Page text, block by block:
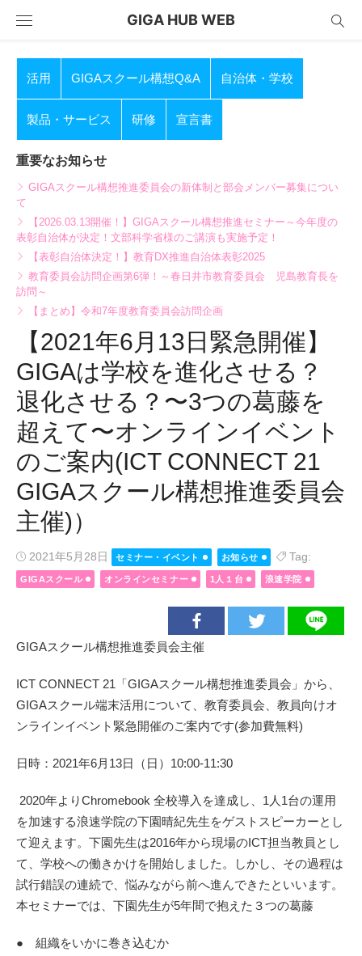
GIGA HUB WEB
活用 GIGAスクール構想Q&A 自治体・学校
製品・サービス 研修 宣言書
重要なお知らせ
GIGAスクール構想推進委員会の新体制と部会メンバー募集につい
て
【2026.03.13開催！】GIGAスクール構想推進セミナー～今年度の
表彰自治体が決定！文部科学省様のご講演も実施予定！
【表彰自治体決定！】教育DX推進自治体表彰2025
教育委員会訪問企画第6弾！～春日井市教育委員会 児島教育長を
訪問～
【まとめ】令和7年度教育委員会訪問企画
【2021年6月13日緊急開催】
GIGAは学校を進化させる？
退化させる？〜3つの葛藤を
超えて〜オンラインイベント
のご案内(ICT CONNECT 21
GIGAスクール構想推進委員会
主催)）
Posted
on
2021年5月28日 セミナー・イベント お知らせ Tag:
GIGAスクール オンラインセミナー 1人１台 浪速学院
GIGAスクール構想推進委員会主催
ICT CONNECT 21「GIGAスクール構想推進委員会」から、
GIGAスクール端末活用について、教育委員会、教員向けオ
ンラインイベント緊急開催のご案内です(参加費無料)
日時：2021年6月13日（日）10:00-11:30
2020年よりChromebook 全校導入を達成し、1人1台の運用
を加速する浪速学院の下園晴紀先生をゲストスピーカーとし
て迎えます。下園先生は2016年から現場のICT担当教員とし
て、学校への働きかけを開始しました。しかし、その過程は
試行錯誤の連続で、悩みながら前へ進んできたといいます。
本セミナーでは、下園先生が5年間で抱えた３つの葛藤
● 組織をいかに巻き込むか